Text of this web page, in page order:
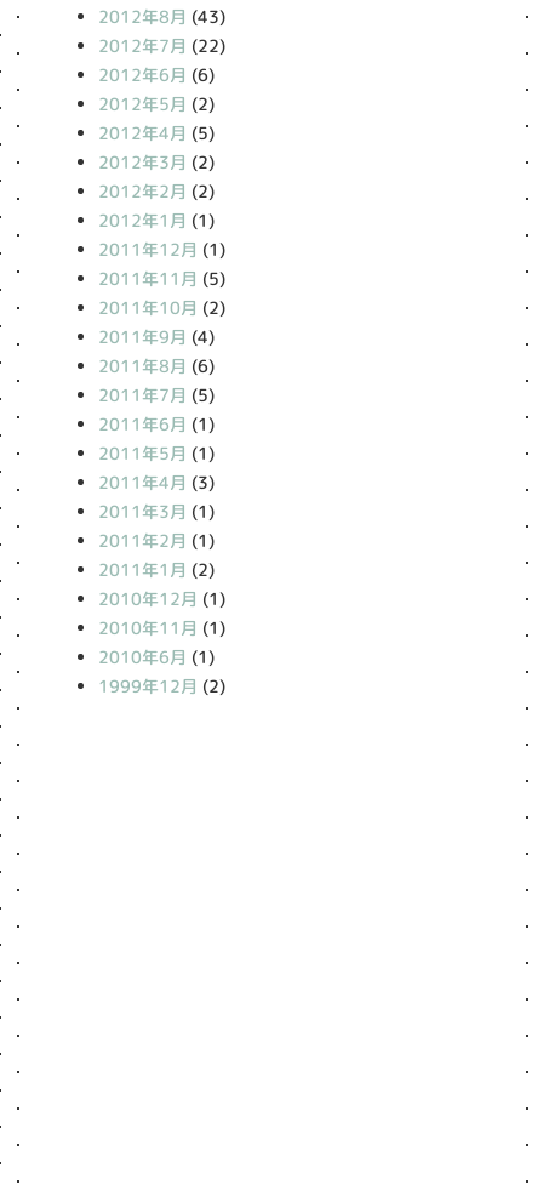
2012年8月 (43)
2012年7月 (22)
2012年6月 (6)
2012年5月 (2)
2012年4月 (5)
2012年3月 (2)
2012年2月 (2)
2012年1月 (1)
2011年12月 (1)
2011年11月 (5)
2011年10月 (2)
2011年9月 (4)
2011年8月 (6)
2011年7月 (5)
2011年6月 (1)
2011年5月 (1)
2011年4月 (3)
2011年3月 (1)
2011年2月 (1)
2011年1月 (2)
2010年12月 (1)
2010年11月 (1)
2010年6月 (1)
1999年12月 (2)